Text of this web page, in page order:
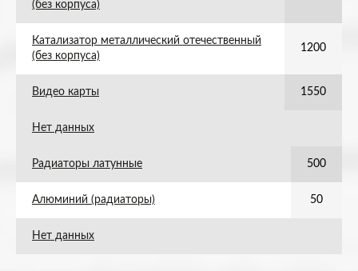
(без корпуса)
Катализатор металлический отечественный
(без корпуса)
1200
Видео карты 1550
Нет данных
Радиаторы латунные 500
Алюминий (радиаторы) 50
Нет данных